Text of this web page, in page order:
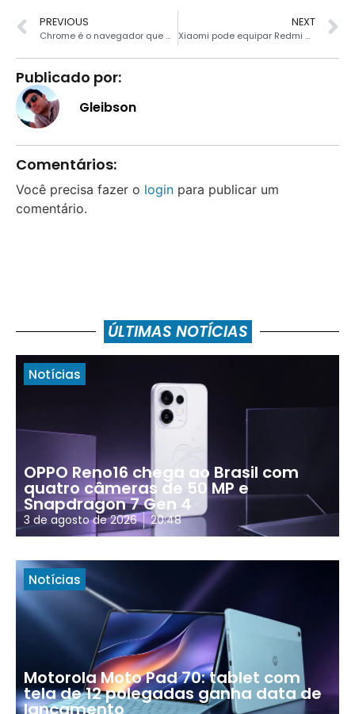
PREVIOUS
Chrome é o navegador que mais consome bateria
NEXT
Xiaomi pode equipar Redmi 4 com hardware super potente
Publicado por:
Gleibson
Comentários:
Você precisa fazer o login para publicar um
comentário.
ÚLTIMAS NOTÍCIAS
Notícias
OPPO Reno16 chega ao Brasil com
quatro câmeras de 50 MP e
Snapdragon 7 Gen 4
3 de agosto de 2026 20:48
Notícias
Motorola Moto Pad 70: tablet com
tela de 12 polegadas ganha data de
lançamento